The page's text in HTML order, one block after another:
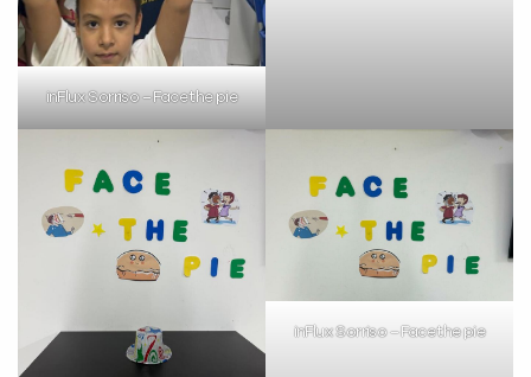
inFlux Sorriso – Face the pie
inFlux Sorriso – Face the pie